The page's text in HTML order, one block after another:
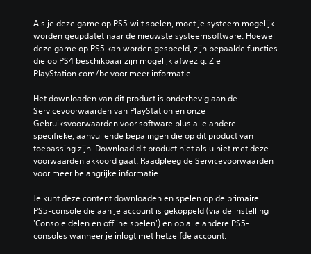
Als je deze game op PS5 wilt spelen, moet je systeem mogelijk
worden geüpdatet naar de nieuwste systeemsoftware. Hoewel
deze game op PS5 kan worden gespeeld, zijn bepaalde functies
die op PS4 beschikbaar zijn mogelijk afwezig. Zie
PlayStation.com/bc voor meer informatie.
Het downloaden van dit product is onderhevig aan de
Servicevoorwaarden van PlayStation en onze
Gebruiksvoorwaarden voor software plus alle andere
specifieke, aanvullende bepalingen die op dit product van
toepassing zijn. Download dit product niet als u niet met deze
voorwaarden akkoord gaat. Raadpleeg de Servicevoorwaarden
voor meer belangrijke informatie.
Je kunt deze content downloaden en spelen op de primaire
PS5-console die aan je account is gekoppeld (via de instelling
'Console delen en offline spelen') en op alle andere PS5-
consoles wanneer je inlogt met hetzelfde account.